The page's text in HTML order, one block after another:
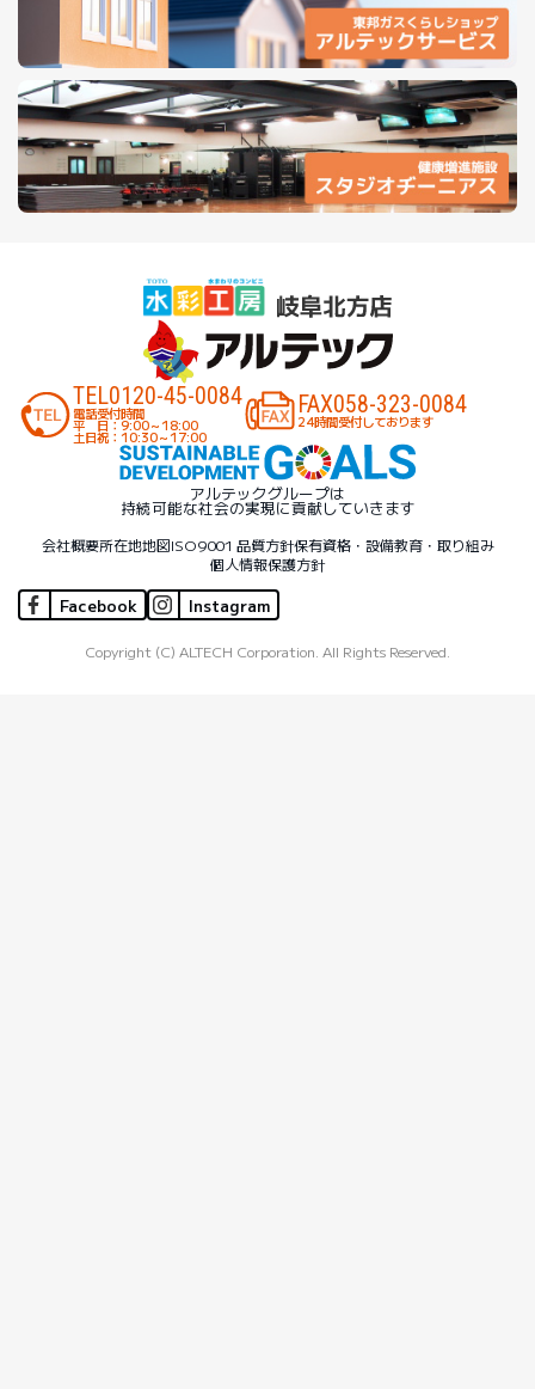
TEL0120-45-0084
電話受付時間
平 日：9:00～18:00
土日祝：10:30～17:00
FAX058-323-0084
24時間受付しております
アルテックグループは
持続可能な社会の実現に貢献していきます
会社概要所在地地図ISO9001 品質方針保有資格・設備教育・取り組み
個人情報保護方針
Facebook Instagram
Copyright (C) ALTECH Corporation. All Rights Reserved.